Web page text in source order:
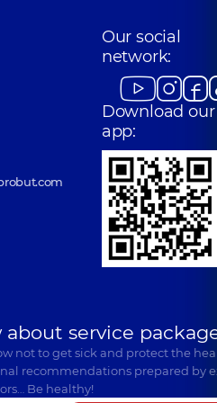
Our social
network:
Download our
app:
service
not to get sick and protect the
recommendations prepared by
Be healthy!